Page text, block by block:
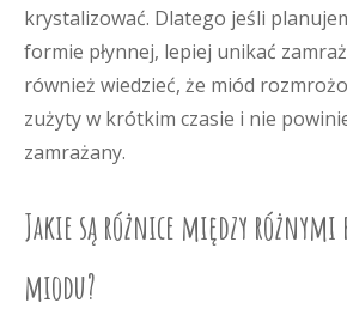
krystalizować. Dlatego jeśli
formie płynnej, lepiej unikać
również wiedzieć, że miód
zużyty w krótkim czasie i nie
zamrażany.
Jakie są różnice między różnymi
miodu?